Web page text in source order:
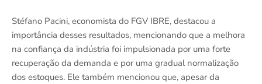
Stéfano Pacini, economista do FGV IBRE, destacou a
importância desses resultados, mencionando que a melhora
na confiança da indústria foi impulsionada por uma forte
recuperação da demanda e por uma gradual normalização
dos estoques. Ele também mencionou que, apesar da